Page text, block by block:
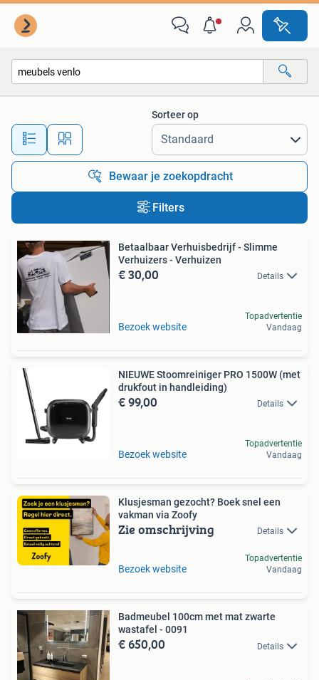
Alle afstanden…
Sorteer op
Bewaar je zoekopdracht
Filters
Betaalbaar Verhuisbedrijf - Slimme
Verhuizers - Verhuizen
€ 30,00 Details
Bezoek website
Topadvertentie
Vandaag
NIEUWE Stoomreiniger PRO 1500W (met
drukfout in handleiding)
€ 99,00 Details
Bezoek website
Topadvertentie
Vandaag
Klusjesman gezocht? Boek snel een
vakman via Zoofy
Zie omschrijving Details
Bezoek website
Topadvertentie
Vandaag
Badmeubel 100cm met mat zwarte
wastafel - 0091
€ 650,00 Details